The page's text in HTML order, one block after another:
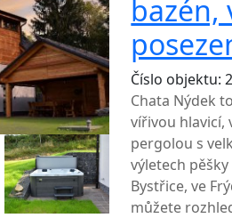
bazén,
Číslo objektu:
Chata Nýdek
vířivou hlavicí,
pergolou s
výletech
Bystřice, ve
můžete